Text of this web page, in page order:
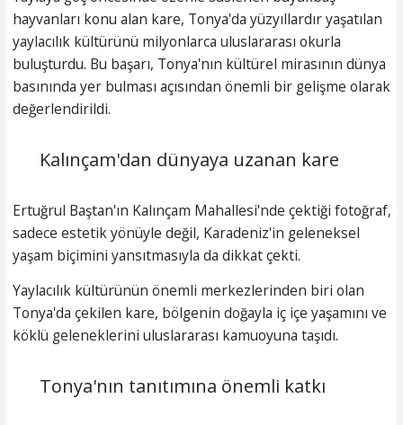
hayvanları konu alan kare, Tonya'da yüzyıllardır yaşatılan
yaylacılık kültürünü milyonlarca uluslararası okurla
buluşturdu. Bu başarı, Tonya'nın kültürel mirasının dünya
basınında yer bulması açısından önemli bir gelişme olarak
değerlendirildi.
Kalınçam'dan dünyaya uzanan kare
Ertuğrul Baştan'ın Kalınçam Mahallesi'nde çektiği fotoğraf,
sadece estetik yönüyle değil, Karadeniz'in geleneksel
yaşam biçimini yansıtmasıyla da dikkat çekti.
Yaylacılık kültürünün önemli merkezlerinden biri olan
Tonya'da çekilen kare, bölgenin doğayla iç içe yaşamını ve
köklü geleneklerini uluslararası kamuoyuna taşıdı.
Tonya'nın tanıtımına önemli katkı